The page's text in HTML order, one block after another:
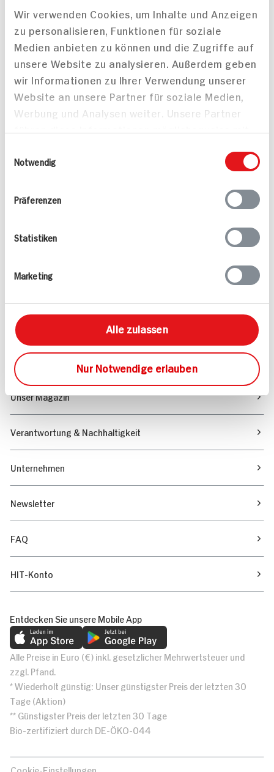
Wir verwenden Cookies, um Inhalte und Anzeigen
zu personalisieren, Funktionen für soziale
Medien anbieten zu können und die Zugriffe auf
unsere Website zu analysieren. Außerdem geben
wir Informationen zu Ihrer Verwendung unserer
Website an unsere Partner für soziale Medien,
Werbung und Analysen weiter. Unsere Partner
bereitgestellt haben oder die sie im Rahmen
Notwendig
Präferenzen
Statistiken
Marketing
Alle zulassen
Nur Notwendige erlauben
Häufig gestellte Fragen
Mehr Informationen in unserem FAQ
kontakt
hit.de
(0228) 42967 0
Sortiment
Marktfinder
Unser Magazin
Verantwortung & Nachhaltigkeit
Unternehmen
Newsletter
FAQ
HIT-Konto
Entdecken Sie unsere Mobile App
Alle Preise in Euro (€) inkl. gesetzlicher Mehrwertsteuer und
zzgl. Pfand.
* Wiederholt günstig: Unser günstigster Preis der letzten 30
Tage (Aktion)
** Günstigster Preis der letzten 30 Tage
Bio-zertifiziert durch DE-ÖKO-044
Cookie-Einstellungen